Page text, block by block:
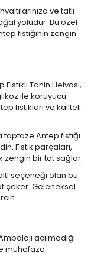
ve tatlı
yoludur. Bu özel
fıstığının zengin
Tahin Helvası,
ile koruyucu
fıstıkları ve kaliteli
Antep fıstığı
Fıstık parçaları,
zengin bir tat sağlar.
seçeneği olan bu
çeker. Geleneksel
açılmadığı
muhafaza